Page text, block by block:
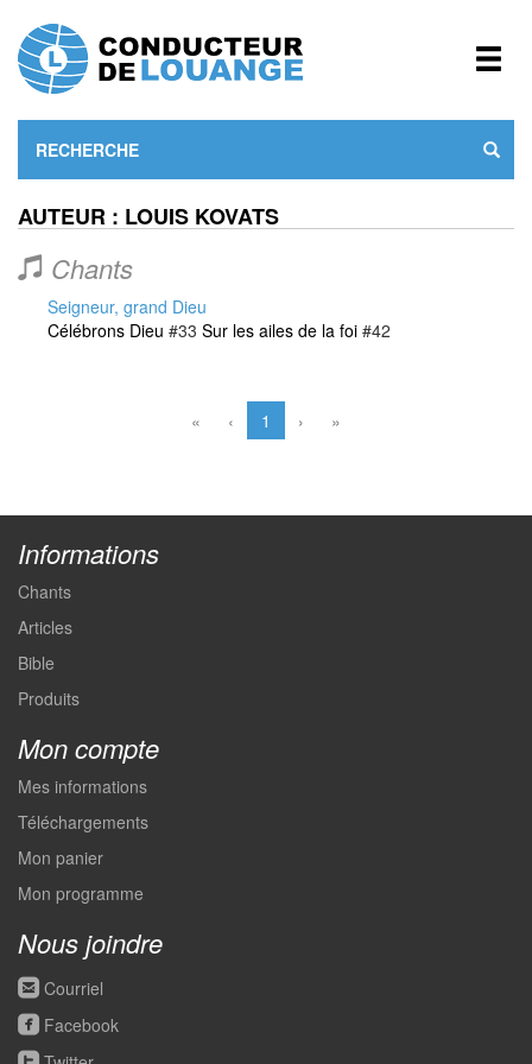
AUTEUR : LOUIS KOVATS
Chants
Seigneur, grand Dieu
Célébrons Dieu #33 Sur les ailes de la foi #42
« ‹ 1 › »
Informations
Chants
Articles
Bible
Produits
Mon compte
Mes informations
Téléchargements
Mon panier
Mon programme
Nous joindre
roundedemail Courriel
roundedfacebook Facebook